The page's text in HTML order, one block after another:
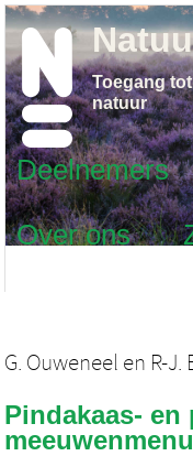
Deelnemers
Over ons
Toegang
natuur
G. Ouweneel en R-J.
Pindakaas-
meeuwenmenu